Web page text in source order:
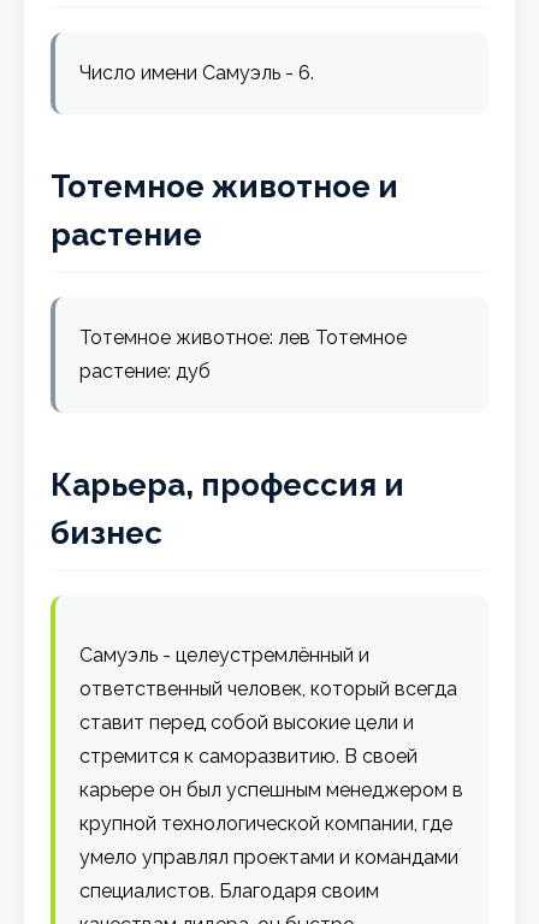
Число имени Самуэль - 6.
Тотемное животное и
растение
Тотемное животное: лев Тотемное
растение: дуб
Карьера, профессия и
бизнес
Самуэль - целеустремлённый и
ответственный человек, который всегда
ставит перед собой высокие цели и
стремится к саморазвитию. В своей
карьере он был успешным менеджером в
крупной технологической компании, где
умело управлял проектами и командами
специалистов. Благодаря своим